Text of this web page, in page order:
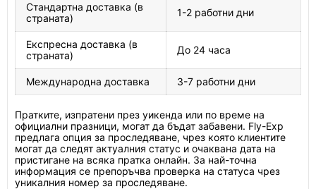
Стандартна доставка (в
страната)
1-2 работни дни
Експресна доставка (в
страната)
До 24 часа
Международна доставка 3-7 работни дни
Пратките, изпратени през уикенда или по време на
официални празници, могат да бъдат забавени. Fly-Exp
предлага опция за проследяване, чрез която клиентите
могат да следят актуалния статус и очаквана дата на
пристигане на всяка пратка онлайн. За най-точна
информация се препоръчва проверка на статуса чрез
уникалния номер за проследяване.